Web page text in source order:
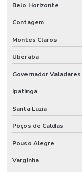
Belo Horizonte
Contagem
Montes Claros
Uberaba
Governador Valadares
Ipatinga
Santa Luzia
Poços de Caldas
Pouso Alegre
Varginha